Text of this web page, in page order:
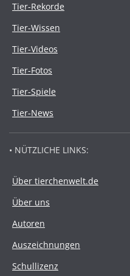
Tier-Rekorde
Tier-Wissen
Tier-Videos
Tier-Fotos
Tier-Spiele
Tier-News
• NÜTZLICHE LINKS:
Über tierchenwelt.de
Über uns
Autoren
Auszeichnungen
Schullizenz